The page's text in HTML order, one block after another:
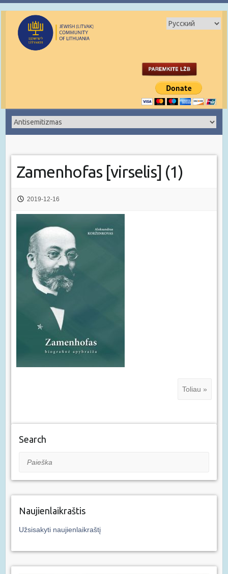
Zamenhofas [virselis] (1)
2019-12-16
Toliau »
Search
Paieška
Naujienlaikraštis
Užsisakyti naujienlaikraštį